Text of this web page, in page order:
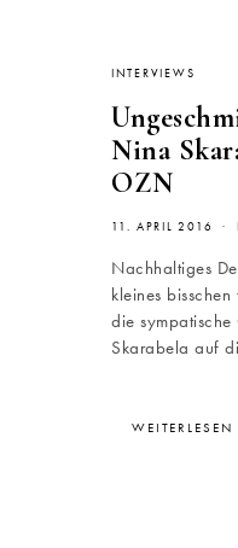
INTERVIEWS
Nina
OZN
11. APRIL 2016
Nachhaltiges
kleines
die
Skarabela auf
WEITERLESEN